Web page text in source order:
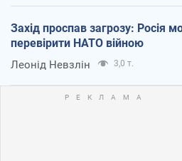
Захід проспав загрозу: Росія
перевірити НАТО війною
Леонід Невзлін 3,0 т.